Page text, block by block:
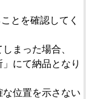
とを確認してく
まった場合、
にて納品となり
位置を示さない